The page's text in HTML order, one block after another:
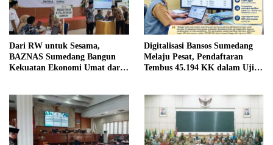
Dari RW untuk Sesama,
BAZNAS Sumedang Bangun
Kekuatan Ekonomi Umat dari
Digitalisasi Bansos Sumedang
Melaju Pesat, Pendaftaran
Tembus 45.194 KK dalam Uji